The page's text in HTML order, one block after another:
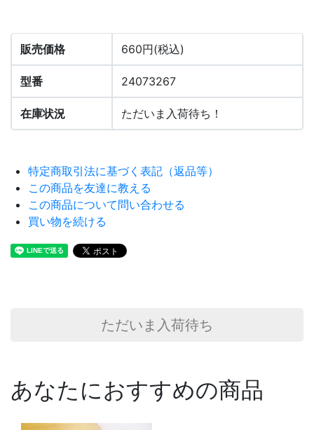
販売価格 660円(税込)
型番 24073267
在庫状況 ただいま入荷待ち！
特定商取引法に基づく表記（返品等）
この商品を友達に教える
この商品について問い合わせる
買い物を続ける
ただいま入荷待ち
あなたにおすすめの商品